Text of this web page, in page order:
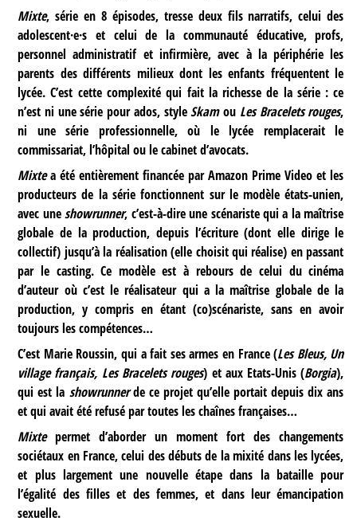
Mixte, série en 8 épisodes, tresse deux fils narratifs, celui des
adolescent·e·s et celui de la communauté éducative, profs,
personnel administratif et infirmière, avec à la périphérie les
parents des différents milieux dont les enfants fréquentent le
lycée. C’est cette complexité qui fait la richesse de la série : ce
n’est ni une série pour ados, styleSkamou Les Bracelets rouges,
ni une série professionnelle, où le lycée remplacerait le
commissariat, l’hôpital ou le cabinet d’avocats.
Mixtea été entièrement financée par Amazon Prime Video et les
producteurs de la série fonctionnent sur le modèle états-unien,
avec uneshowrunner, c’est-à-dire une scénariste qui a la maîtrise
globale de la production, depuis l’écriture (dont elle dirige le
collectif) jusqu’à la réalisation (elle choisit qui réalise) en passant
par le casting. Ce modèle est à rebours de celui du cinéma
d’auteur où c’est le réalisateur qui a la maîtrise globale de la
production, y compris en étant (co)scénariste, sans en avoir
toujours les compétences…
C’est Marie Roussin, qui a fait ses armes en France (Les Bleus, Un
village français, Les Bracelets rouges) et aux Etats-Unis (Borgia),
qui est la showrunnerde ce projet qu’elle portait depuis dix ans
et qui avait été refusé par toutes les chaînes françaises…
Mixtepermet d’aborder un moment fort des changements
sociétaux en France, celui des débuts de la mixité dans les lycées,
et plus largement une nouvelle étape dans la bataille pour
l’égalité des filles et des femmes, et dans leur émancipation
sexuelle.